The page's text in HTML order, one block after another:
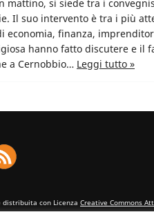
mattino, si siede tra i
Il suo intervento è tra i più
economia, finanza,
hanno fatto discutere e il
a Cernobbio… Leggi tutto »
con Licenza Creative Commons